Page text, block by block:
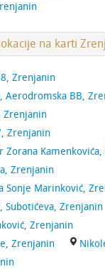
na karti
Zrenjanin
Aerodromska BB,
Zrenjanin
Zrenjanin
Zorana
Zrenjanin
Sonje Marinković,
Subotićeva, Zrenjanin
Zrenjanin
Zrenjanin